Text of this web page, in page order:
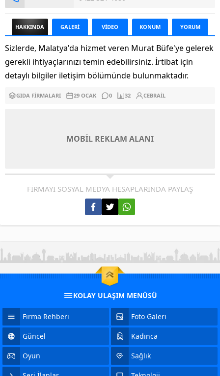
HAKKINDA GALERİ VİDEO KONUM YORUM
Sizlerde, Malatya'da hizmet veren Murat Büfe'ye gelerek
gerekli ihtiyaçlarınızı temin edebilirsiniz. İrtibat için
detaylı bilgiler iletişim bölümünde bulunmaktadır.
GIDA FIRMALARI 29 OCAK 0 32 CEBRAIL
MOBİL REKLAM ALANI
FİRMAYI SOSYAL MEDYA HESAPLARINDA PAYLAŞ
KOLAY ULAŞIM MENÜSÜ
Firma Rehberi Foto Galeri
Güncel Kadınca
Oyun Sağlık